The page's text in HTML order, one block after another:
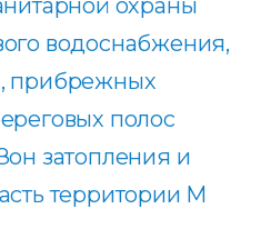
охраны
водоснабжения,
прибрежных
полос
затопления и
территории М